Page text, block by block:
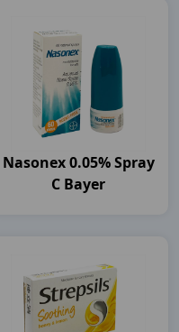
Nasonex 0.05% Spray
C Bayer